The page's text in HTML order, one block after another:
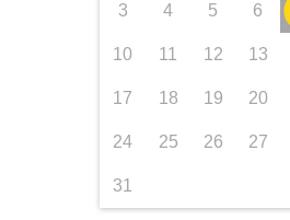
3 4 5 6
10 11 12 13
17 18 19 20
24 25 26 27
31